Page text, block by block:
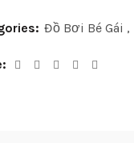
Đồ Bơi Bé Gái ,